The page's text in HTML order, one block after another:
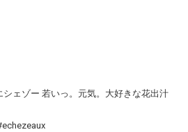
シェゾー 若いっ。元気。大好きな花出汁